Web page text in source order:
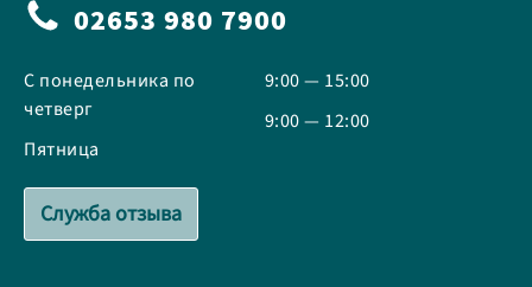
02653 980 7900
С понедельника по
четверг
Пятница
9:00 — 15:00
9:00 — 12:00
Служба отзыва